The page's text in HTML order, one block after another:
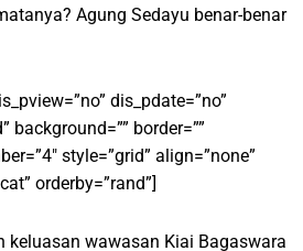
Agung Sedayu benar-benar
dis_pdate=”no”
background=”” border=””
style=”grid” align=”none”
orderby=”rand”]
keluasan wawasan Kiai Bagaswara